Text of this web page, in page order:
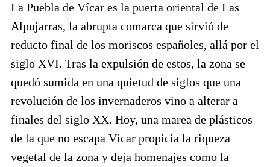
La Puebla de Vícar es la puerta oriental de Las
Alpujarras, la abrupta comarca que sirvió de
reducto final de los moriscos españoles, allá por el
siglo XVI. Tras la expulsión de estos, la zona se
quedó sumida en una quietud de siglos que una
revolución de los invernaderos vino a alterar a
finales del siglo XX. Hoy, una marea de plásticos
de la que no escapa Vícar propicia la riqueza
vegetal de la zona y deja homenajes como la